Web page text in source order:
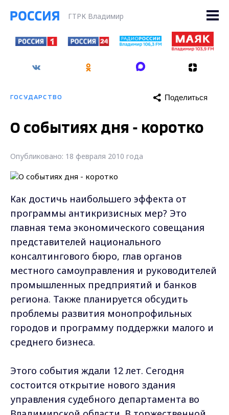
ГТРК Владимир
ГОСУДАРСТВО Поделиться
О событиях дня - коротко
Опубликовано: 18 февраля 2010 года
Как достичь наибольшего эффекта от
программы антикризисных мер? Это
главная тема экономического совещания
представителей национального
консалтингового бюро, глав органов
местного самоуправления и руководителей
промышленных предприятий и банков
региона. Также планируется обсудить
проблемы развития монопрофильных
городов и программу поддержки малого и
среднего бизнеса.
Этого события ждали 12 лет. Сегодня
состоится открытие нового здания
управления судебного департамента во